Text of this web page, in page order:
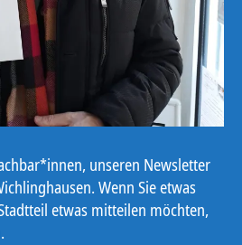
unseren Newsletter
Wenn Sie etwas
etwas mitteilen möchten,